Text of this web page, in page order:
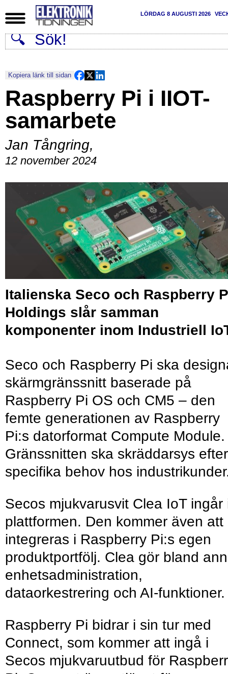
LÖRDAG 8 AUGUSTI 2026
Kopiera länk till sidan
Raspberry Pi i IIOT-
samarbete
Jan Tångring,
12 november 2024
Italienska Seco och Raspberry
Holdings slår samman
komponenter inom Industriell
Seco och Raspberry Pi ska
skärmgränssnitt baserade på
Raspberry Pi OS och CM5 – den
femte generationen av Raspberry
Pi:s datorformat Compute Module.
Gränssnitten ska skräddarsys efter
specifika behov hos
Secos mjukvarusvit Clea IoT ingår
plattformen. Den kommer även att
integreras i Raspberry Pi:s egen
produktportfölj. Clea gör bland
enhetsadministration,
dataorkestrering och AI-funktioner.
Raspberry Pi bidrar i sin tur med
Connect, som kommer att ingå i
Secos mjukvaruutbud för